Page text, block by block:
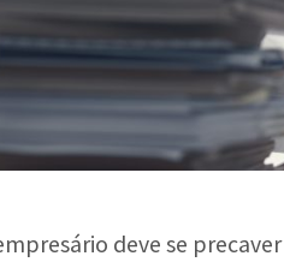
deve se